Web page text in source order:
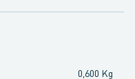
0,600 Kg